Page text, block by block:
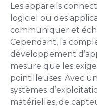
Les appareils
logiciel ou des
communiquer et
Cependant, la
développement
mesure que les
pointilleuses. Avec
systèmes
matérielles, de